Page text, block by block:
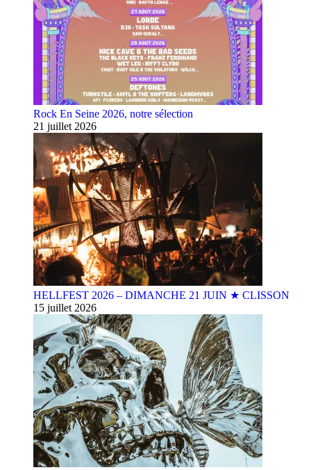
Rock En Seine 2026, notre sélection
21 juillet 2026
HELLFEST 2026 – DIMANCHE 21 JUIN ★ CLISSON
15 juillet 2026